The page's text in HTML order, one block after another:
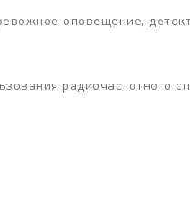
оповещение,
радиочастотного